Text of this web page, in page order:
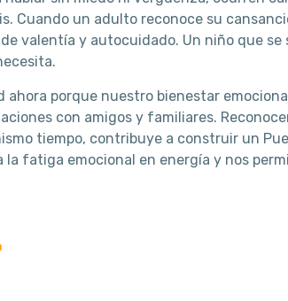
Cuando un adulto reconoce su
valentía y autocuidado. Un niño que
ahora porque nuestro bienestar
con amigos y familiares.
tiempo, contribuye a construir un
fatiga emocional en energía y nos